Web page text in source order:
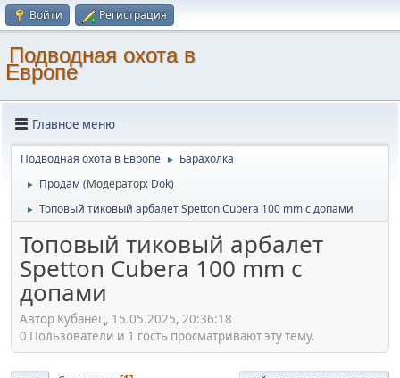
Войти Регистрация
Подводная охота в
Европе
Главное меню
Подводная охота в Европе ► Барахолка
► Продам (Модератор: Dok)
► Топовый тиковый арбалет Spetton Cubera 100 mm с допами
Топовый тиковый арбалет
Spetton Cubera 100 mm с
допами
Автор Кубанец, 15.05.2025, 20:36:18
0 Пользователи и 1 гость просматривают эту тему.